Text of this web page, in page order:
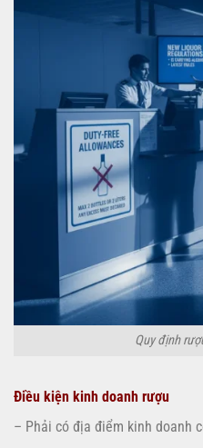
Quy định
Điều kiện kinh doanh rượu
– Phải có địa điểm kinh doanh